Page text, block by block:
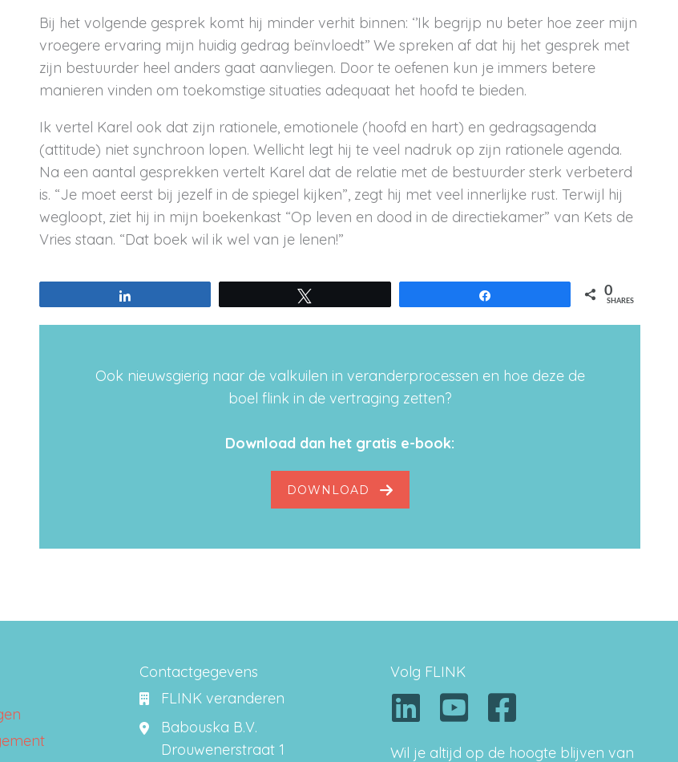
Bij het volgende gesprek komt hij minder verhit binnen: ‘’Ik begrijp nu beter hoe zeer mijn
vroegere ervaring mijn huidig gedrag beïnvloedt’’ We spreken af dat hij het gesprek met
zijn bestuurder heel anders gaat aanvliegen. Door te oefenen kun je immers betere
manieren vinden om toekomstige situaties adequaat het hoofd te bieden.
Ik vertel Karel ook dat zijn rationele, emotionele (hoofd en hart) en gedragsagenda
(attitude) niet synchroon lopen. Wellicht legt hij te veel nadruk op zijn rationele agenda.
Na een aantal gesprekken vertelt Karel dat de relatie met de bestuurder sterk verbeterd
is. “Je moet eerst bij jezelf in de spiegel kijken”, zegt hij met veel innerlijke rust. Terwijl hij
wegloopt, ziet hij in mijn boekenkast “Op leven en dood in de directiekamer” van Kets de
Vries staan. “Dat boek wil ik wel van je lenen!”
0
SHARES
Ook nieuwsgierig naar de valkuilen in veranderprocessen en hoe deze de
boel flink in de vertraging zetten?
Download dan het gratis e-book:
DOWNLOAD
Contactgegevens
FLINK veranderen
Babouska B.V.
Drouwenerstraat 1
Volg FLINK
Wil je altijd op de hoogte blijven van